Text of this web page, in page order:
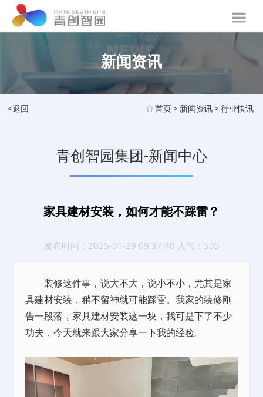
新闻资讯
<返回 首页> 新闻资讯>行业快讯
青创智园集团-新闻中心
家具建材安装，如何才能不踩雷？
发布时间：2025-01-29 09:37:40 人气：505
装修这件事，说大不大，说小不小，尤其是家
具建材安装，稍不留神就可能踩雷。我家的装修刚
告一段落，家具建材安装这一块，我可是下了不少
功夫，今天就来跟大家分享一下我的经验。